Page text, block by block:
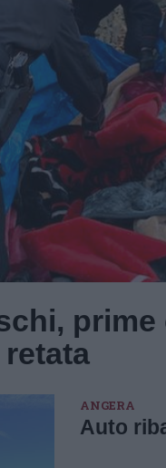
prime
ANGERA
Auto